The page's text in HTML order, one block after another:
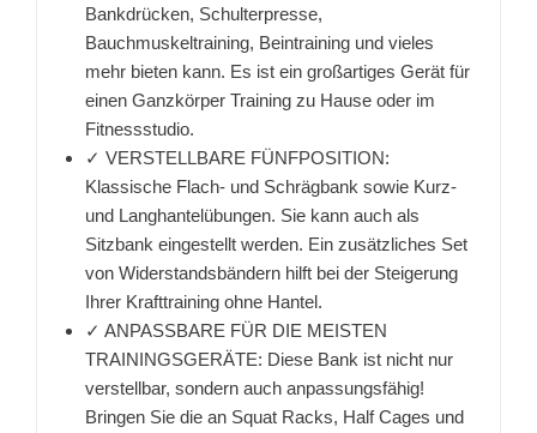
Bankdrücken, Schulterpresse,
Bauchmuskeltraining, Beintraining und vieles
mehr bieten kann. Es ist ein großartiges Gerät für
einen Ganzkörper Training zu Hause oder im
Fitnessstudio.
✓ VERSTELLBARE FÜNFPOSITION:
Klassische Flach- und Schrägbank sowie Kurz-
und Langhantelübungen. Sie kann auch als
Sitzbank eingestellt werden. Ein zusätzliches Set
von Widerstandsbändern hilft bei der Steigerung
Ihrer Krafttraining ohne Hantel.
✓ ANPASSBARE FÜR DIE MEISTEN
TRAININGSGERÄTE: Diese Bank ist nicht nur
verstellbar, sondern auch anpassungsfähig!
Bringen Sie die an Squat Racks, Half Cages und